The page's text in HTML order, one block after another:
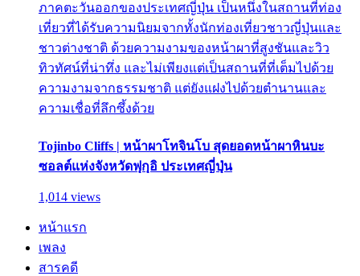
ภาคตะวันออกของประเทศญี่ปุ่น เป็นหนึ่งในสถานที่ท่อง
เที่ยวที่ได้รับความนิยมจากทั้งนักท่องเที่ยวชาวญี่ปุ่นและ
ชาวต่างชาติ ด้วยความงามของหน้าผาที่สูงชันและวิว
ทิวทัศน์ที่น่าทึ่ง และไม่เพียงแต่เป็นสถานที่ที่เต็มไปด้วย
ความงามจากธรรมชาติ แต่ยังแฝงไปด้วยตำนานและ
ความเชื่อที่ลึกซึ้งด้วย
Tojinbo Cliffs | หน้าผาโทจินโบ สุดยอดหน้าผาหินบะ
ซอลต์แห่งจังหวัดฟุกุอิ ประเทศญี่ปุ่น
1,014 views
หน้าแรก
เพลง
สารคดี